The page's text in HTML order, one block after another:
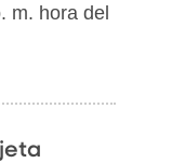
m. hora del